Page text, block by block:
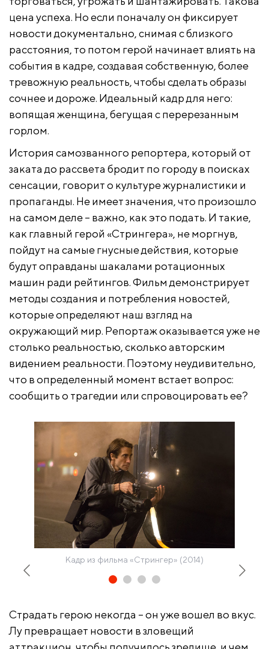
цена успеха. Но если поначалу он фиксирует
новости документально, снимая с близкого
расстояния, то потом герой начинает влиять на
события в кадре, создавая собственную, более
тревожную реальность, чтобы сделать образы
сочнее и дороже. Идеальный кадр для него:
вопящая женщина, бегущая с перерезанным
горлом.
История самозванного репортера, который от
заката до рассвета бродит по городу в поисках
сенсации, говорит о культуре журналистики и
пропаганды. Не имеет значения, что произошло
на самом деле – важно, как это подать. И такие,
как главный герой «Стрингера», не моргнув,
пойдут на самые гнусные действия, которые
будут оправданы шакалами ротационных
машин ради рейтингов. Фильм демонстрирует
методы создания и потребления новостей,
которые определяют наш взгляд на
окружающий мир. Репортаж оказывается уже не
столько реальностью, сколько авторским
видением реальности. Поэтому неудивительно,
что в определенный момент встает вопрос:
сообщить о трагедии или спровоцировать ее?
Кадр из фильма «Стрингер» (2014)
Страдать герою некогда – он уже вошел во вкус.
Лу превращает новости в зловещий